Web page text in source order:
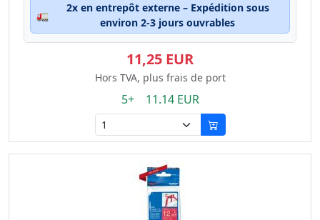
🚛
2x en entrepôt externe – Expédition sous
environ 2-3 jours ouvrables
11,25 EUR
Hors TVA, plus frais de port
5+ 11.14 EUR